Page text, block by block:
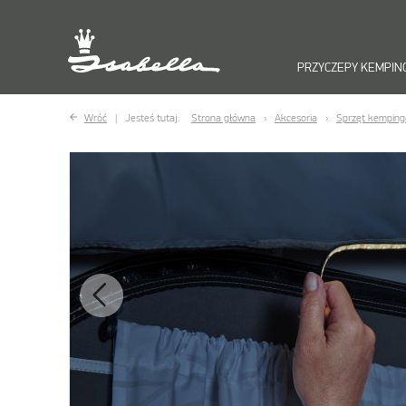
PRZYCZEPY
Wróć Jesteś tutaj: Strona główna Akcesoria Sprzęt